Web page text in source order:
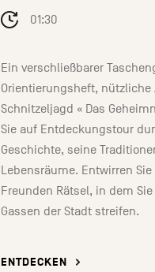
Ein verschließbarer
Orientierungsheft,
Schnitzeljagd « Das
Sie auf Entdeckungstour
Geschichte, seine
Lebensräume. Entwirren
Freunden Rätsel, in dem
Gassen der Stadt streifen.
01:30
ENTDECKEN